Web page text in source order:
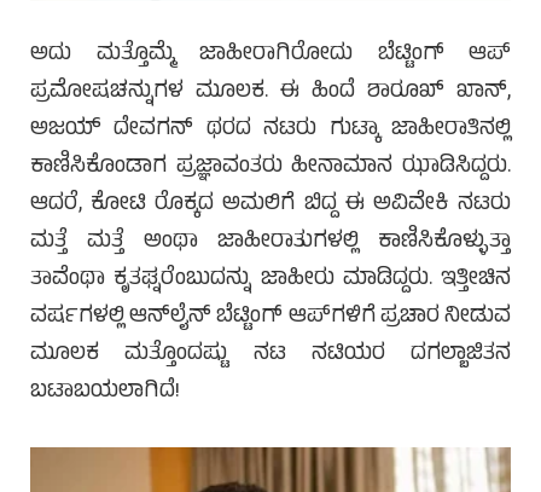
ಅದು ಮತ್ತೊಮ್ಮೆ ಜಾಹೀರಾಗಿರೋದು ಬೆಟ್ಟಿಂಗ್ ಆಪ್
ಪ್ರಮೋಷಚನ್ನುಗಳ ಮೂಲಕ. ಈ ಹಿಂದೆ ಶಾರೂಖ್ ಖಾನ್,
ಅಜಯ್ ದೇವಗನ್ ಥರದ ನಟರು ಗುಟ್ಕಾ ಜಾಹೀರಾತಿನಲ್ಲಿ
ಕಾಣಿಸಿಕೊಂಡಾಗ ಪ್ರಜ್ಞಾವಂತರು ಹೀನಾಮಾನ ಝಾಡಿಸಿದ್ದರು.
ಆದರೆ, ಕೋಟಿ ರೊಕ್ಕದ ಅಮಲಿಗೆ ಬಿದ್ದ ಈ ಅವಿವೇಕಿ ನಟರು
ಮತ್ತೆ ಮತ್ತೆ ಅಂಥಾ ಜಾಹೀರಾತುಗಳಲ್ಲಿ ಕಾಣಿಸಿಕೊಳ್ಳುತ್ತಾ
ತಾವೆಂಥಾ ಕೃತಘ್ನರೆಂಬುದನ್ನು ಜಾಹೀರು ಮಾಡಿದ್ದರು. ಇತ್ತೀಚಿನ
ವರ್ಷಗಳಲ್ಲಿ ಆನ್‌ಲೈನ್ ಬೆಟ್ಟಿಂಗ್ ಆಪ್‌ಗಳಿಗೆ ಪ್ರಚಾರ ನೀಡುವ
ಮೂಲಕ ಮತ್ತೊಂದಷ್ಟು ನಟ ನಟಿಯರ ದಗಲ್ಬಾಜಿತನ
ಬಟಾಬಯಲಾಗಿದೆ!